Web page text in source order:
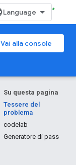
Vai alla console
Su questa pagina
Tessere del
problema
codelab
Generatore di pass